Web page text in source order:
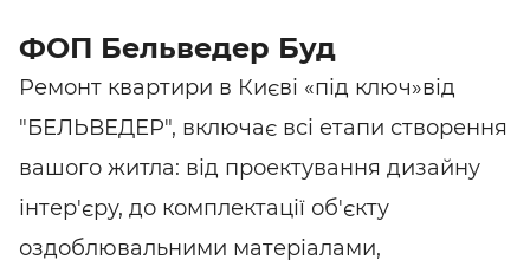
ФОП Бельведер Буд
Ремонт квартири в Києві «під ключ»від
"БЕЛЬВЕДЕР", включає всі етапи створення
вашого житла: від проектування дизайну
інтер'єру, до комплектації об'єкту
оздоблювальними матеріалами,